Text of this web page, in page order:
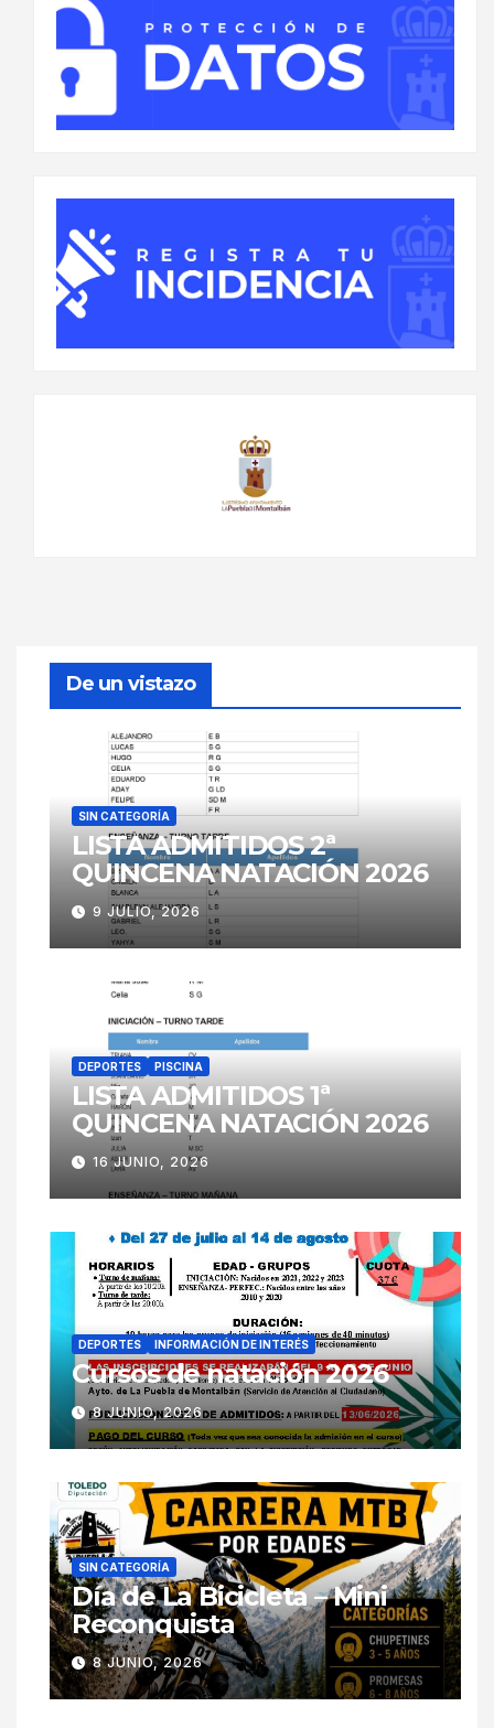
De un vistazo
SIN CATEGORÍA
LISTA ADMITIDOS 2ª
QUINCENA NATACIÓN 2026
9 JULIO, 2026
DEPORTES PISCINA
LISTA ADMITIDOS 1ª
QUINCENA NATACIÓN 2026
16 JUNIO, 2026
DEPORTES INFORMACIÓN DE INTERÉS
Cursos de natación 2026
8 JUNIO, 2026
SIN CATEGORÍA
Día de La Bicicleta – Mini
Reconquista
8 JUNIO, 2026